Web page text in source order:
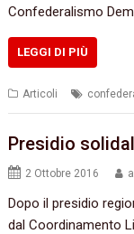
Confederalismo
LEGGI DI PIÙ
Articoli
Presidio
2 Ottobre 2016
Dopo il presidio
dal Coordinamento